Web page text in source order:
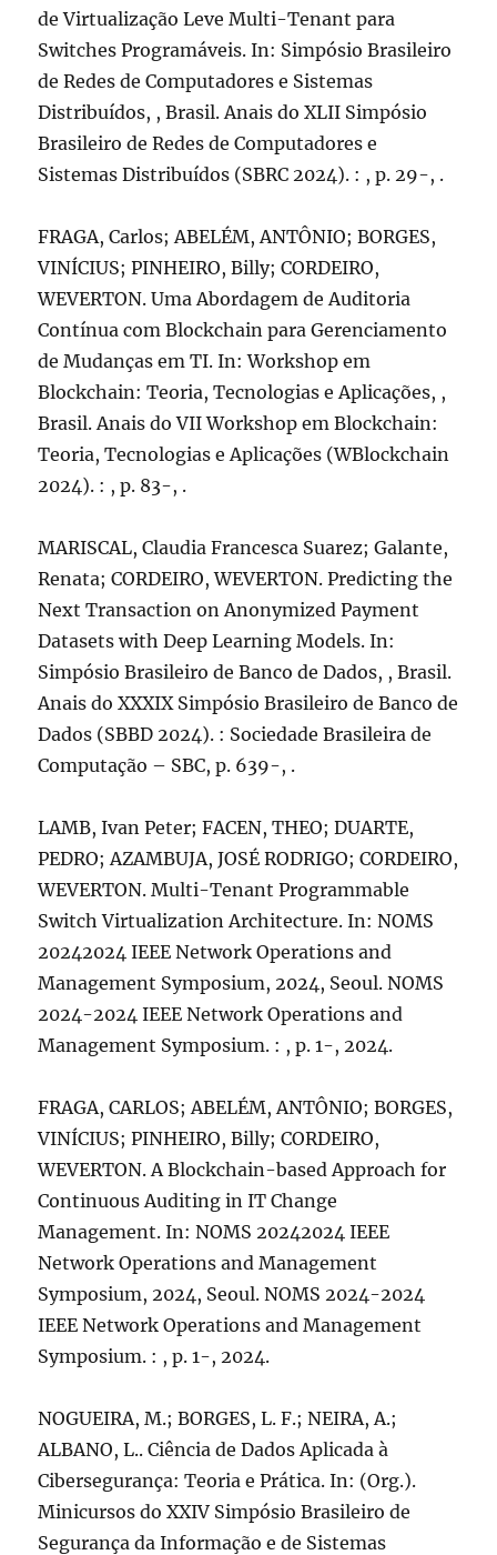
de Virtualização Leve Multi-Tenant para
Switches Programáveis. In: Simpósio Brasileiro
de Redes de Computadores e Sistemas
Distribuídos, , Brasil. Anais do XLII Simpósio
Brasileiro de Redes de Computadores e
Sistemas Distribuídos (SBRC 2024). : , p. 29-, .
FRAGA, Carlos; ABELÉM, ANTÔNIO; BORGES,
VINÍCIUS; PINHEIRO, Billy; CORDEIRO,
WEVERTON. Uma Abordagem de Auditoria
Contínua com Blockchain para Gerenciamento
de Mudanças em TI. In: Workshop em
Blockchain: Teoria, Tecnologias e Aplicações, ,
Brasil. Anais do VII Workshop em Blockchain:
Teoria, Tecnologias e Aplicações (WBlockchain
2024). : , p. 83-, .
MARISCAL, Claudia Francesca Suarez; Galante,
Renata; CORDEIRO, WEVERTON. Predicting the
Next Transaction on Anonymized Payment
Datasets with Deep Learning Models. In:
Simpósio Brasileiro de Banco de Dados, , Brasil.
Anais do XXXIX Simpósio Brasileiro de Banco de
Dados (SBBD 2024). : Sociedade Brasileira de
Computação – SBC, p. 639-, .
LAMB, Ivan Peter; FACEN, THEO; DUARTE,
PEDRO; AZAMBUJA, JOSÉ RODRIGO; CORDEIRO,
WEVERTON. Multi-Tenant Programmable
Switch Virtualization Architecture. In: NOMS
20242024 IEEE Network Operations and
Management Symposium, 2024, Seoul. NOMS
2024-2024 IEEE Network Operations and
Management Symposium. : , p. 1-, 2024.
FRAGA, CARLOS; ABELÉM, ANTÔNIO; BORGES,
VINÍCIUS; PINHEIRO, Billy; CORDEIRO,
WEVERTON. A Blockchain-based Approach for
Continuous Auditing in IT Change
Management. In: NOMS 20242024 IEEE
Network Operations and Management
Symposium, 2024, Seoul. NOMS 2024-2024
IEEE Network Operations and Management
Symposium. : , p. 1-, 2024.
NOGUEIRA, M.; BORGES, L. F.; NEIRA, A.;
ALBANO, L.. Ciência de Dados Aplicada à
Cibersegurança: Teoria e Prática. In: (Org.).
Minicursos do XXIV Simpósio Brasileiro de
Segurança da Informação e de Sistemas